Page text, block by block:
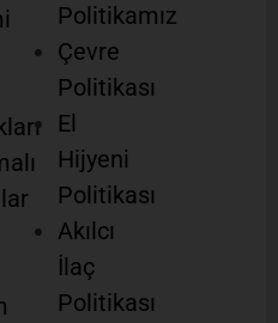
Politikamız
Çevre
Politikası
El
Hijyeni
Politikası
Akılcı
İlaç
Politikası